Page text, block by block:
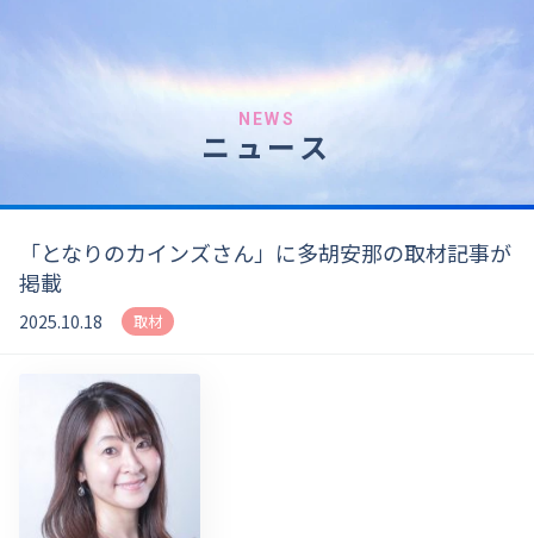
NEWS
ニュース
「となりのカインズさん」に多胡安那の取材記事が
掲載
2025.10.18 取材